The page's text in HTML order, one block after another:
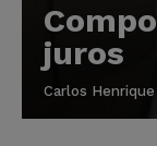
juros
Carlos Henrique